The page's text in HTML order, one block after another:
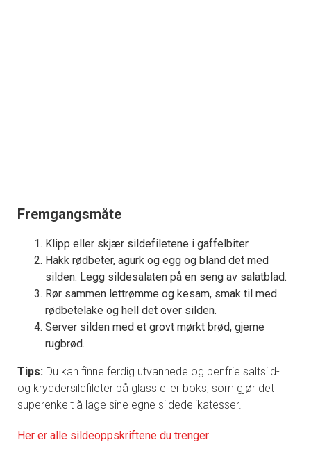
Fremgangsmåte
Klipp eller skjær sildefiletene i gaffelbiter.
Hakk rødbeter, agurk og egg og bland det med
silden. Legg sildesalaten på en seng av salatblad.
Rør sammen lettrømme og kesam, smak til med
rødbetelake og hell det over silden.
Server silden med et grovt mørkt brød, gjerne
rugbrød.
Tips: Du kan finne ferdig utvannede og benfrie saltsild-
og kryddersildfileter på glass eller boks, som gjør det
superenkelt å lage sine egne sildedelikatesser.
Her er alle sildeoppskriftene du trenger